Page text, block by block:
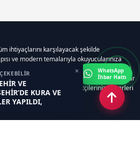
VE
KURA VE
YAPILDI,
TEMELİ ATILDI
×
ihtiyaçlarını karşılayacak şekilde
ve modern temalarıyla okuyucularınıza
haber sitesinde gerekli tüm modülleri
yazılımımız zamandan tasarruf sağlar
arayüzü sayesinde ziyaretçileriniz haberleri
WhatsApp
İhbar Hattı